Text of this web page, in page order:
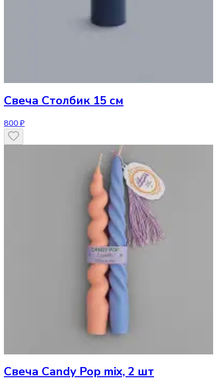
Свеча Столбик 15 см
800 ₽
Свеча Candy Pop mix, 2 шт